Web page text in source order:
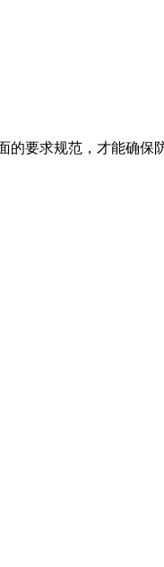
要求规范，才能确保